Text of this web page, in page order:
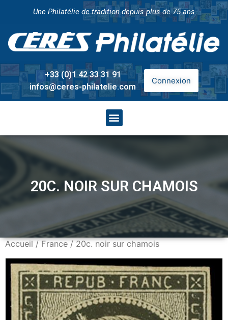
Une Philatélie de tradition depuis plus de 75 ans
+33 (0)1 42 33 31 91
infos@ceres-philatelie.com
Connexion
20C. NOIR SUR CHAMOIS
Accueil/France/ 20c. noir sur chamois